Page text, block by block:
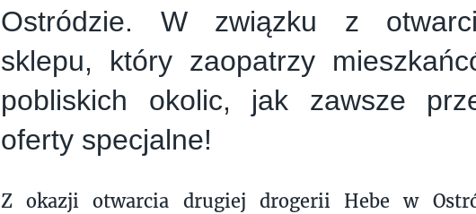
Ostródzie. W związku z
sklepu, który zaopatrzy
pobliskich okolic, jak zawsze
oferty specjalne!
Z okazji otwarcia drugiej drogerii Hebe w